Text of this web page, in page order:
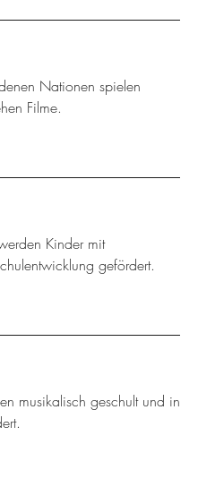
Nationen spielen
Filme.
Kinder mit
gefördert.
musikalisch geschult und in